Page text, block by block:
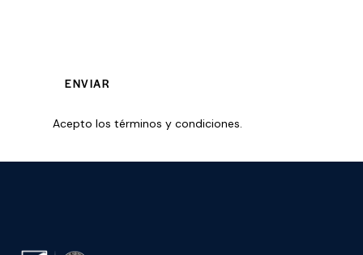
Acepto lostérminos y condiciones